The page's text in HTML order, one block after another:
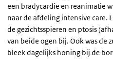
een bradycardie en reanimatie
naar de afdeling intensive care.
de gezichtsspieren en ptosis
van beide ogen bij. Ook was de
bleek dagelijks honing bij de